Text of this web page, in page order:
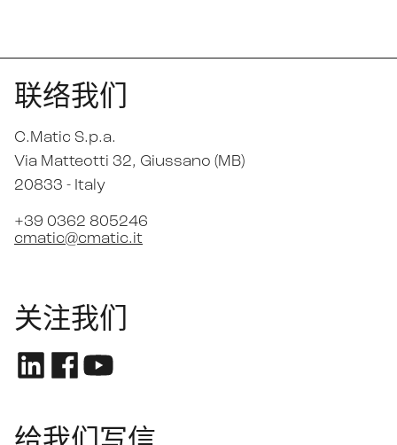
联络我们
C.Matic S.p.a.
Via Matteotti 32, Giussano (MB)
20833 - Italy
+39 0362 805246
cmatic@cmatic.it
关注我们